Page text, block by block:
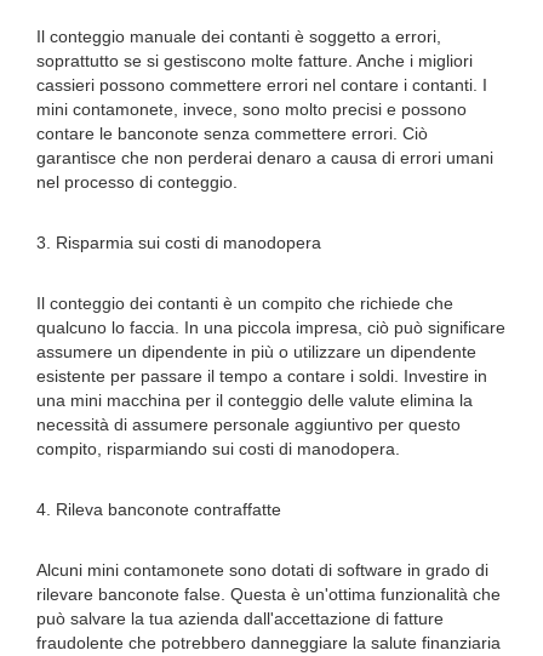
Il conteggio manuale dei contanti è soggetto a errori,
soprattutto se si gestiscono molte fatture. Anche i migliori
cassieri possono commettere errori nel contare i contanti. I
mini contamonete, invece, sono molto precisi e possono
contare le banconote senza commettere errori. Ciò
garantisce che non perderai denaro a causa di errori umani
nel processo di conteggio.
3. Risparmia sui costi di manodopera
Il conteggio dei contanti è un compito che richiede che
qualcuno lo faccia. In una piccola impresa, ciò può significare
assumere un dipendente in più o utilizzare un dipendente
esistente per passare il tempo a contare i soldi. Investire in
una mini macchina per il conteggio delle valute elimina la
necessità di assumere personale aggiuntivo per questo
compito, risparmiando sui costi di manodopera.
4. Rileva banconote contraffatte
Alcuni mini contamonete sono dotati di software in grado di
rilevare banconote false. Questa è un'ottima funzionalità che
può salvare la tua azienda dall'accettazione di fatture
fraudolente che potrebbero danneggiare la salute finanziaria